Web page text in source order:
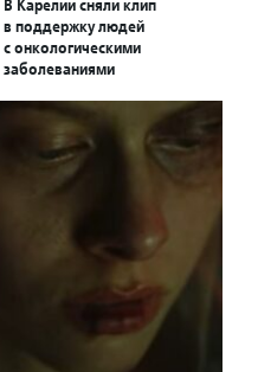
В Карелии сняли клип
в поддержку людей
с онкологическими
заболеваниями